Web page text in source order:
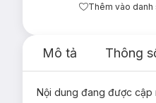
Thêm vào danh
Mô tả Thông
Nội dung đang được cập